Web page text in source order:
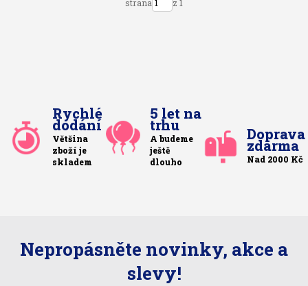
strana z 1
Rychlé
dodání
Většina
zboží je
skladem
5 let na
trhu
A budeme
ještě
dlouho
Doprava
zdarma
Nad 2000 Kč
Nepropásněte novinky, akce a
slevy!